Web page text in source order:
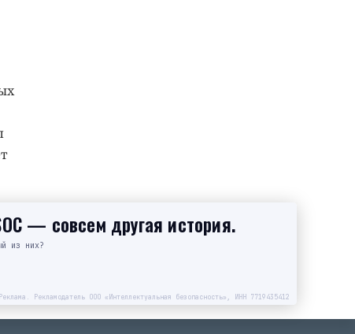
— совсем другая история.
из них?
Рекламодатель ООО «Интеллектуальная безопасность», ИНН 7719435412